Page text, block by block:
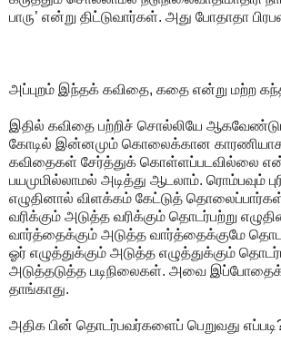
பாரு’ என்று திட்டுவார்கள். அது போதாதா
அப்புறம் இந்தக் கவிதை, கதை என்று மற்ற
இதில் கவிதை பற்றிச் சொல்லியே
கோடில் இன்னமும் கொலைக்கான
கவிதைகள் சேர்த்துக் கொள்ளப்படவில்லை
பயமுமில்லாமல் அடித்து ஆடலாம். ரொம்பவும்
எழுதினால் விளக்கம் கேட்டுத்
வரிக்கும் அடுத்த வரிக்கும் தொடர்பற்று
வார்த்தைக்கும் அடுத்த வார்த்தைக்குமே
ஓர் எழுத்துக்கும் அடுத்த எழுத்துக்கும்
அடுத்தடுத்த படிநிலைகள். அவை
தாங்காது.
அதிக பின் தொடர்பவர்களைப் பெறுவது